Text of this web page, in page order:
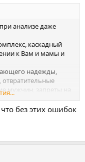
анализе даже
каскадный
к Вам и мамы и
надежды,
отвратительные
мужчин, запреты на
- эти
придется либо
Либо уйти в
которые как
без этих ошибок